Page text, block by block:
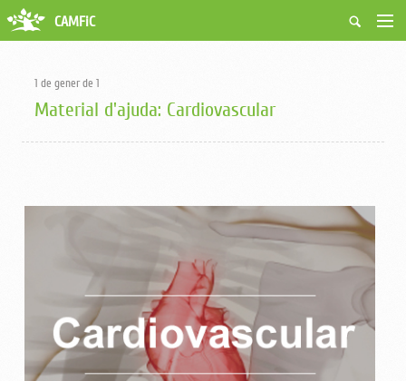
Qui som
Activitats
Borsa de treball
Grups i Vocalies
CAMFiC
1 de gener de 1
Material d'ajuda: Cardiovascular